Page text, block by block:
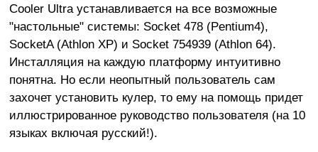
Cooler Ultra устанавливается на все возможные
"настольные" системы: Socket 478 (Pentium4),
SocketA (Athlon XP) и Socket 754939 (Athlon 64).
Инсталляция на каждую платформу интуитивно
понятна. Но если неопытный пользователь сам
захочет установить кулер, то ему на помощь придет
иллюстрированное руководство пользователя (на 10
языках включая русский!).